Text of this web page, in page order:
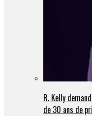
R. Kelly
de 30 ans de